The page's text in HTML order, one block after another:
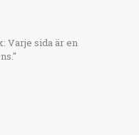
Varje sida är en